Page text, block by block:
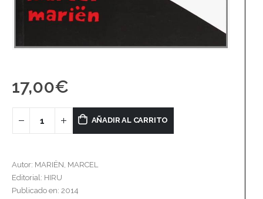
17,00€
AÑADIR AL CARRITO
Autor: MARIËN, MARCEL
Editorial: HIRU
Publicado en: 2014